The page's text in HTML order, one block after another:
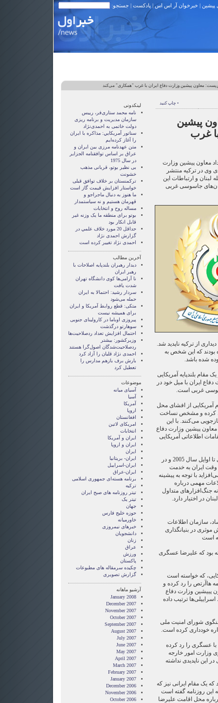
پیشین | خبرخوان آر اس اس| پادکست | جستجو:
معاون پیشین وزارت دفاع ایران با غرب "همکاری" می‌کند
• چاپ کنید
پیشین
غرب
معاون پیشین وزارت
وی در ترکیه منتشر
لبنان و ارتباطات این
جاسوسی غربی
از ترکیه ناپدید شد.
بودند که این شخص به
شده باشد.
مقام بلندپایه آمریکایی
ایران با میل خود در
غربی است.
آمریکایی از افشای محل
کرده و مشخص نساخت
می‌کنند. با این
پیشین وزارت دفاع
اطلاعاتی آمریکایی
به نوشته واشنگتن پست عسگری تا اوایل سال 2005 و در
ایران به خدمت
با توجه به پیشینه
مهمی درباره
جنگ‌افزارهای متداول
در اختیار دارد.
سازمان اطلاعات
در بنیانگذاری
بود که علیرضا عسگری
که خواسته است
هاآرتص را رد کرده و
پییشین وزارت دفاع
ترتیب داده
شورای امنیت ملی
خودداری کرده است.
با عسگری را رد کرده
وزارت امور خارجه
این ناپدیدی نداشته
یک مقام ایرانی نیز که
روزنامه گفته است
محل اقامت علیرضا
لینکدونی
نامه محمد ستاری‌فر، رییس
سازمان مدیریت و برنامه ریزی
دولت خاتمی به احمدی‌نژاد
سناتور آمريکايي: مذاکره با ايران
را آغاز کرده‌ايم
متن عهدنامه مرزى بين ايران و
عراق بر اساس توافقنامه الجزاير
در سال 1975
بی نظیر بوتو، قربانی مذهب
خشونت
ترکمنستان بر خلاف توافق قبلی
خواستار افزایش قیمت گاز است
ما هنوز به دنبال ماجراجو و
قهرمان هستيم و نه سياستمدار
مساله روح و انتخابات
بوتو برای منطقه ما یک وزنه غیر
قابل انکار بود
حداقل 20 مورد خلاف علمي در
گزارش احمدی نژاد
احمدی نژاد تغییر کرده است
آخرین مطالب
دیدار رهبران بلند‌پایه اصلاحات با
رهبر ایران
نا آرامی‌ها کوی دانشگاه تهران
شدت یافت
سردار رشید: احتمالا به ایران
حمله می‌شود
متكی: قطع روابط آمريكا و ايران
برای هميشه نيست
پیروزی اوباما در کارولینای جنوبی
سوهارتو درگذشت
احتمال افزایش تعداد ردصلاحیت‌ها
وزیرکشور: بیشتر
ردصلاحیت‌شدگان اصول‌گرا هستند
احمدی نژاد قليان را آزاد کرد
بارش برف بازهم مدارس را
تعطیل کرد
موضوعات
آسيای ميانه
آسیا
آمریکا
اروپا
افغانستان
امریکای لاتین
انتخابات
ايران و آمريکا
ايران و اروپا
ایران
ایران- بریتانیا
ایران-اسراییل
ایران-عراق
برنامه هسته‌ای جمهوری اسلامی
ترکیه
تیتر روزنامه های صبح ایران
تیتر یک
جهان
حوزه خلیج فارس
خاورمیانه
خبرهای نیمروزی
دانشجویان
زنان
عراق
ورزش
پاکستان
چکیده سرمقاله های مطبوعات
گزارش تصويری
آرشیو ماهانه
January 2008
December 2007
November 2007
October 2007
September 2007
August 2007
July 2007
June 2007
May 2007
April 2007
March 2007
February 2007
January 2007
December 2006
November 2006
October 2006